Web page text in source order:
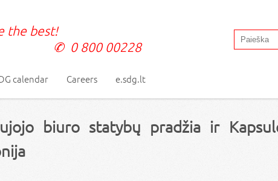
the best!
0 800 00228
calendar Careers e.sdg.lt
biuro statybų pradžia ir